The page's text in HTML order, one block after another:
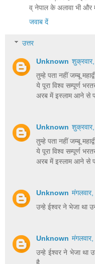
व् नेपाल के अलावा भी और
जवाब दें
उत्तर
Unknown
तुम्हे पता नहीं जम्बू
ये पूरा विश्व सम्पूर्ण
अरब में इस्लाम आने से
Unknown
तुम्हे पता नहीं जम्बू
ये पूरा विश्व सम्पूर्ण
अरब में इस्लाम आने से
Unknown
उन्हे ईश्वर ने भेजा था
Unknown
उन्हे ईश्वर ने भेजा था